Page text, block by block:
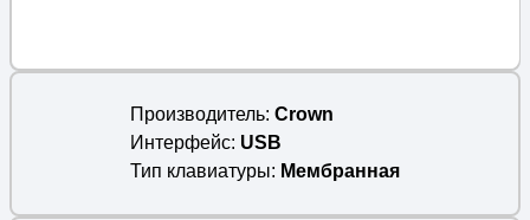
Производитель Crown
Интерфейс USB
Тип клавиатуры
Мембранная